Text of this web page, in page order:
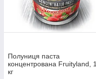
Полуниця паста
концентрована Fruityland, 1
кг